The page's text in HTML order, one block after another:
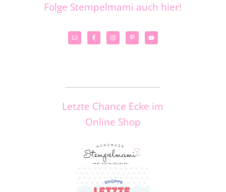
Folge Stempelmami auch hier!
Letzte Chance Ecke im
Online Shop